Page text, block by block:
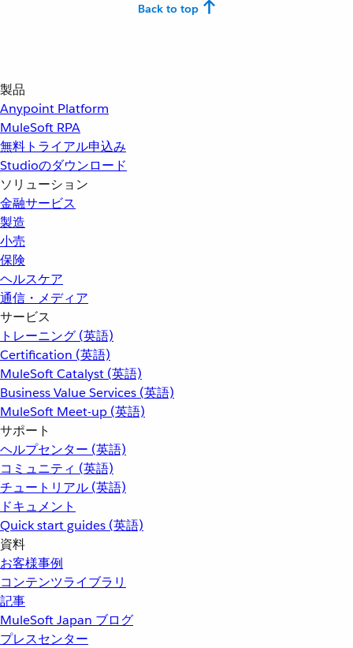
Back to top
製品
Anypoint Platform
MuleSoft RPA
無料トライアル申込み
Studioのダウンロード
ソリューション
金融サービス
製造
小売
保険
ヘルスケア
通信・メディア
サービス
トレーニング (英語)
Certification (英語)
MuleSoft Catalyst (英語)
Business Value Services (英語)
MuleSoft Meet-up (英語)
サポート
ヘルプセンター (英語)
コミュニティ (英語)
チュートリアル (英語)
ドキュメント
Quick start guides (英語)
資料
お客様事例
コンテンツライブラリ
記事
MuleSoft Japan ブログ
プレスセンター